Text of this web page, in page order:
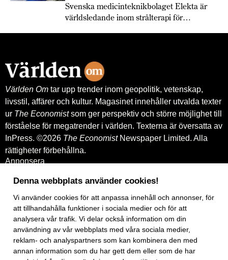
Svenska medicinteknikbolaget Elekta är
världsledande inom strålterapi för
Exportkreditnämnden, EKN.
Världen Om tar upp trender inom geopolitik, vetenskap,
livsstil, affärer och kultur. Magasinet innehåller utvalda texter
ur The Economistsom ger perspektiv och större möjlighet till
förståelse för megatrender i världen. Texterna är översatta av
InPress. ©2026 The EconomistNewspaper Limited. Alla
rättigheter förbehållna.
Annonsera
Kontakt
Köp tidigare nummer
www.inpress.com
E-tidningen
Om cookies
Vår integritetspolicy
Prenumerationsvillkor
E-tidningen
Denna webbplats använder cookies!
Vi använder cookiesför att anpassa innehåll och annonser, för
att tillhandahålla funktioner i sociala medier och för att
analysera vår trafik. Vi delar också information om din
användning av vår webbplats med våra sociala medier,
reklam- och analyspartners som kan kombinera den med
annan information som du har gett dem eller som de har